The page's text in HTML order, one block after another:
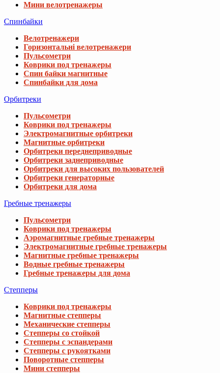
Мини велотренажеры
Спинбайки
Велотренажери
Горизонтальні велотренажери
Пульсометри
Коврики под тренажеры
Спин байки магнитные
Спинбайки для дома
Орбитреки
Пульсометри
Коврики под тренажеры
Электромагнитные орбитреки
Магнитные орбитреки
Орбитреки переднеприводные
Орбитреки заднеприводные
Орбитреки для высоких пользователей
Орбитреки генераторные
Орбитреки для дома
Гребные тренажеры
Пульсометри
Коврики под тренажеры
Аэромагнитные гребные тренажеры
Электромагнитные гребные тренажеры
Магнитные гребные тренажеры
Водные гребные тренажеры
Гребные тренажеры для дома
Степперы
Коврики под тренажеры
Магнитные степперы
Механические степперы
Степперы со стойкой
Степперы с эспандерами
Степперы с рукоятками
Поворотные степперы
Мини степперы